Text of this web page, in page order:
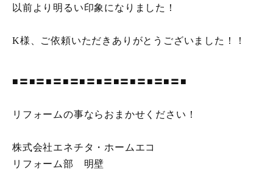
以前より明るい印象になりました！
K様、ご依頼いただきありがとうございました！！
■〓■〓■〓■〓■〓■〓■〓■〓■〓■〓■
リフォームの事ならおまかせください！
株式会社エネチタ・ホームエコ
リフォーム部 明壁